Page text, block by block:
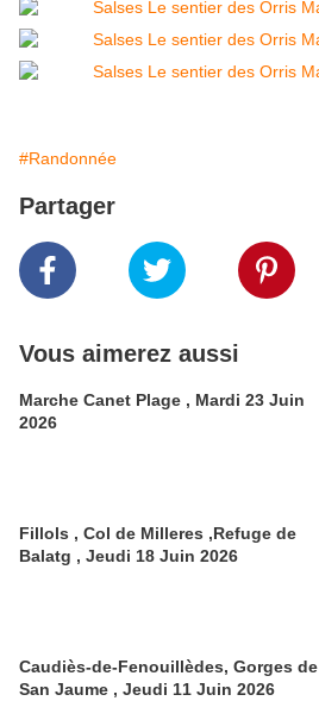
#Randonnée
Partager
Vous aimerez aussi
Marche Canet Plage , Mardi 23 Juin
2026
Fillols , Col de Milleres ,Refuge de
Balatg , Jeudi 18 Juin 2026
Caudiès-de-Fenouillèdes, Gorges de
San Jaume , Jeudi 11 Juin 2026